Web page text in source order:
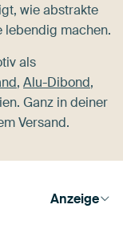
wie abstrakte
lebendig machen.
als
, Alu-Dibond,
Ganz in deiner
Versand.
Anzeige